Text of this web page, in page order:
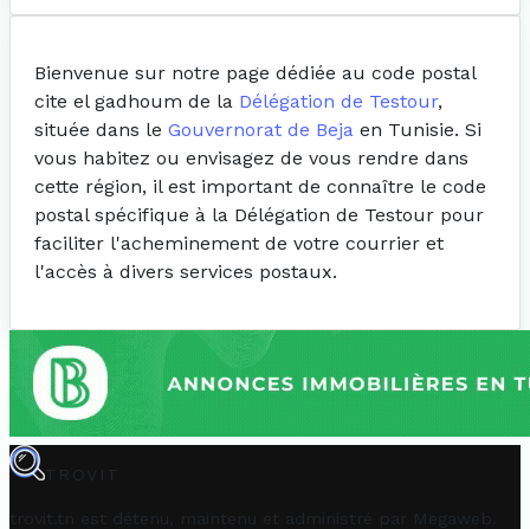
Bienvenue sur notre page dédiée au code postal
cite el gadhoum de la Délégation de Testour,
située dans le Gouvernorat de Beja en Tunisie. Si
vous habitez ou envisagez de vous rendre dans
cette région, il est important de connaître le code
postal spécifique à la Délégation de Testour pour
faciliter l'acheminement de votre courrier et
l'accès à divers services postaux.
TROVIT
trovit.tn est détenu, maintenu et administré par Megaweb